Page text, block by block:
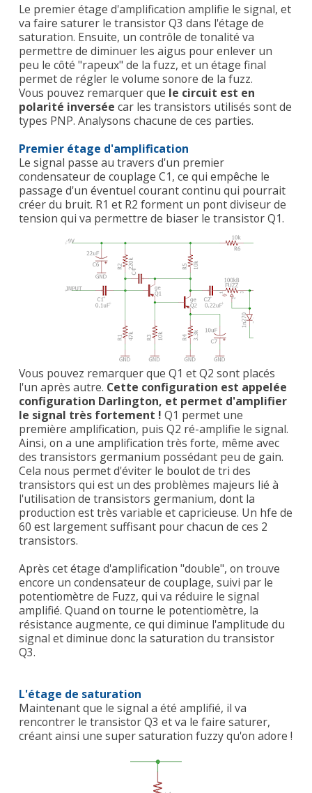
Le premier étage d'amplification amplifie le signal, et
va faire saturer le transistor Q3 dans l'étage de
saturation. Ensuite, un contrôle de tonalité va
permettre de diminuer les aigus pour enlever un
peu le côté "rapeux" de la fuzz, et un étage final
permet de régler le volume sonore de la fuzz.
Vous pouvez remarquer que le circuit est en
polarité inversée car les transistors utilisés sont de
types PNP. Analysons chacune de ces parties.
Premier étage d'amplification
Le signal passe au travers d'un premier
condensateur de couplage C1, ce qui empêche le
passage d'un éventuel courant continu qui pourrait
créer du bruit. R1 et R2 forment un pont diviseur de
tension qui va permettre de biaser le transistor Q1.
Vous pouvez remarquer que Q1 et Q2 sont placés
l'un après autre. Cette configuration est appelée
configuration Darlington, et permet d'amplifier
le signal très fortement ! Q1 permet une
première amplification, puis Q2 ré-amplifie le signal.
Ainsi, on a une amplification très forte, même avec
des transistors germanium possédant peu de gain.
Cela nous permet d'éviter le boulot de tri des
transistors qui est un des problèmes majeurs lié à
l'utilisation de transistors germanium, dont la
production est très variable et capricieuse. Un hfe de
60 est largement suffisant pour chacun de ces 2
transistors.
Après cet étage d'amplification "double", on trouve
encore un condensateur de couplage, suivi par le
potentiomètre de Fuzz, qui va réduire le signal
amplifié. Quand on tourne le potentiomètre, la
résistance augmente, ce qui diminue l'amplitude du
signal et diminue donc la saturation du transistor
Q3.
L'étage de saturation
Maintenant que le signal a été amplifié, il va
rencontrer le transistor Q3 et va le faire saturer,
créant ainsi une super saturation fuzzy qu'on adore !